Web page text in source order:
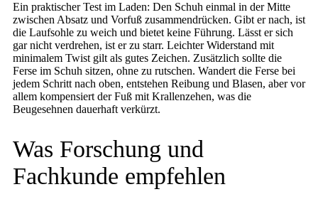
Ein praktischer Test im Laden: Den Schuh einmal in der Mitte
zwischen Absatz und Vorfuß zusammendrücken. Gibt er nach, ist
die Laufsohle zu weich und bietet keine Führung. Lässt er sich
gar nicht verdrehen, ist er zu starr. Leichter Widerstand mit
minimalem Twist gilt als gutes Zeichen. Zusätzlich sollte die
Ferse im Schuh sitzen, ohne zu rutschen. Wandert die Ferse bei
jedem Schritt nach oben, entstehen Reibung und Blasen, aber vor
allem kompensiert der Fuß mit Krallenzehen, was die
Beugesehnen dauerhaft verkürzt.
Was Forschung und
Fachkunde empfehlen